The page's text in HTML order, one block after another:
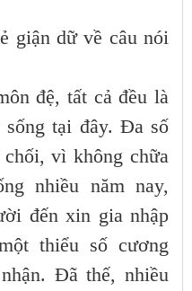
giận dữ về câu nói
đệ, tất cả đều là
tại đây. Đa số
vì không chữa
nhiều năm nay,
đến xin gia nhập
thiểu số cương
Đã thế, nhiều